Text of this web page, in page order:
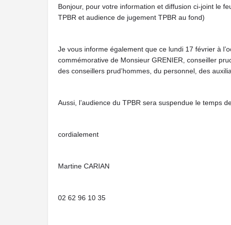
Bonjour, pour votre information et diffusion ci-joint le
TPBR et audience de jugement TPBR au fond)
Je vous informe également que ce lundi 17 février à
commémorative de Monsieur GRENIER, conseiller
des conseillers prud’hommes, du personnel, des
Aussi, l’audience du TPBR sera suspendue le temps
cordialement
Martine CARIAN
02 62 96 10 35